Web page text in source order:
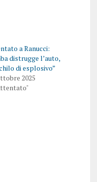
a Ranucci:
distrugge l’auto,
di esplosivo”
2025